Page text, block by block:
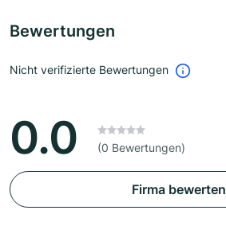
Bewertungen
Nicht verifizierte Bewertungen
0.0 (0 Bewertungen)
Firma bewerten